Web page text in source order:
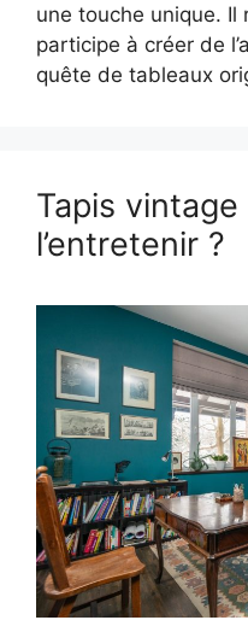
une touche unique.
participe à créer de
quête de tableaux
Tapis
l’entretenir ?